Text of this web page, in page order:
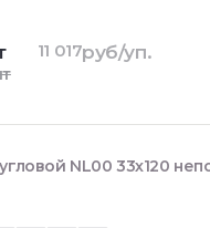
11 017руб/уп.
NL00 33х120